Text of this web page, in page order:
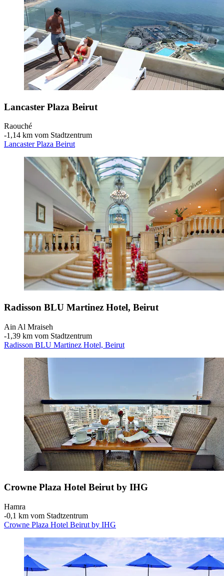
Lancaster Plaza Beirut
Raouché
‐1,14 km vom Stadtzentrum
Lancaster Plaza Beirut
Radisson BLU Martinez Hotel, Beirut
Ain Al Mraiseh
‐1,39 km vom Stadtzentrum
Radisson BLU Martinez Hotel, Beirut
Crowne Plaza Hotel Beirut by IHG
Hamra
‐0,1 km vom Stadtzentrum
Crowne Plaza Hotel Beirut by IHG